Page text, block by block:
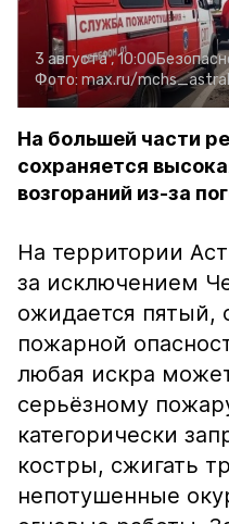
3 августа , 10:00
Фото: max.ru/
На большей части
сохраняется
возгораний из-за
На территории
за исключением
ожидается пятый,
пожарной
любая искра
серьёзному
категорически
костры, сжигать
непотушенные